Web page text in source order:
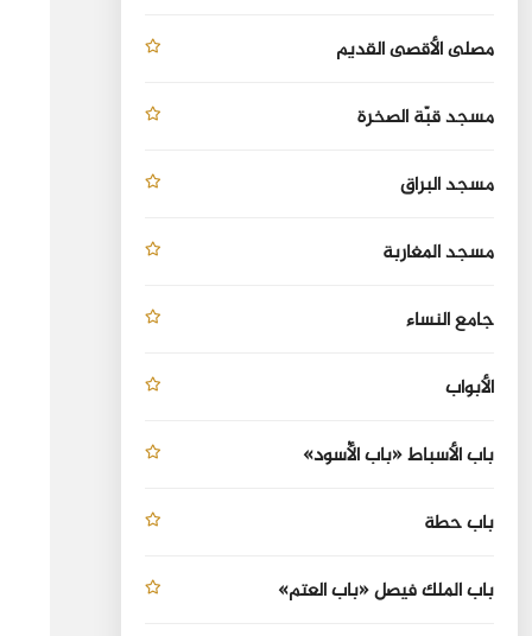
مصلى الأقصى القديم
مسجد قبّة الصخرة
مسجد البراق
مسجد المغاربة
جامع النساء
الأبواب
باب الأسباط «باب الأُسود»
باب حطة
باب الملك فيصل «باب العتم»